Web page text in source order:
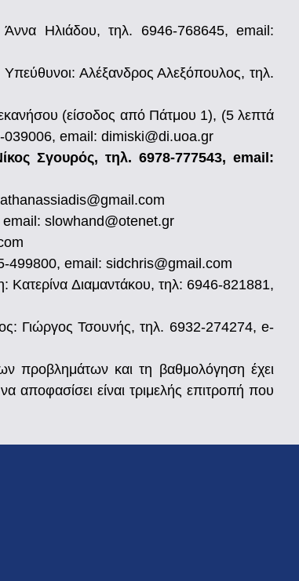
Ηλιάδου, τηλ. 6946-768645, email:
Αλέξανδρος Αλεξόπουλος, τηλ.
(είσοδος από Πάτμου 1), (5 λεπτά
039006, email: dimiski@di.uoa.gr
Σγουρός, τηλ. 6978-777543, email:
slowhand@otenet.gr
499800, email: sidchris@gmail.com
Διαμαντάκου, τηλ: 6946-821881,
Γιώργος Τσουνής, τηλ. 6932-274274, e-
προβλημάτων και τη βαθμολόγηση έχει
είναι τριμελής επιτροπή που